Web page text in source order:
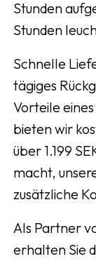
Stunden
Stunden
Schnelle
tägiges
Vorteile
bieten wir
über 1.199
macht,
zusätzliche
Als Partner
erhalten Sie